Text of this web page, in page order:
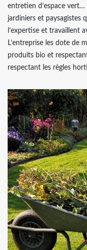
entretien d’espace
jardiniers et paysagistes
l’expertise et travaillent
L’entreprise les dote de
produits bio et
respectant les règles